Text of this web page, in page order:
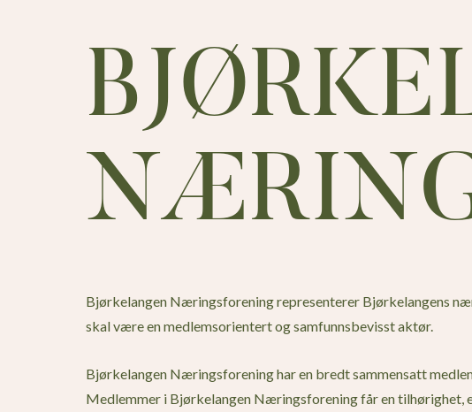
Bjørkelangen Næringsforening representerer Bjørkelangens
skal være en medlemsorientert og samfunnsbevisst aktør.
Bjørkelangen Næringsforening har en bredt sammensatt
Medlemmer i Bjørkelangen Næringsforening får en tilhørighet,